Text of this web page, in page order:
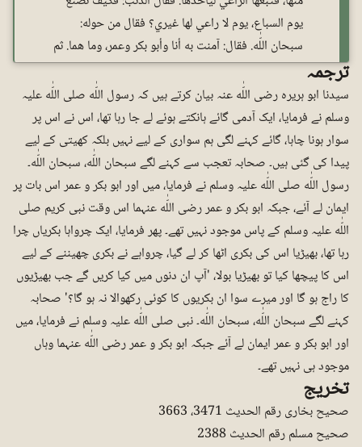
يوم السباع، يوم لا راعي لها غيري؟ فقال من حوله:
سبحان اللّٰه. فقال: آمنت به أنا وأبو بکر وعمر، وما هما. ثم
ترجمہ
سیدنا ابو ہریرہ رضی اللّٰه عنہ بیان کرتے ہیں کہ رسول اللّٰه صلی اللّٰه علیہ
وسلم نے فرمایا، ایک آدمی گائے ہانکتے ہوئے لے جا رہا تھا، اس نے اس پر
سوار ہونا چاہا، گائے کہنے لگی ہم سواری کے لیے نہیں بلکہ کھیتی کے لیے
پیدا کی گئی ہیں۔ صحابہ تعجب سے کہنے لگے سبحان اللّٰه، سبحان اللّٰه۔
رسول اللّٰه صلی اللّٰه علیہ وسلم نے فرمایا، میں اور ابو بکر و عمر اس بات پر
ایمان لے آئے، جبکہ ابو بکر و عمر رضی اللّٰه عنہما اس وقت نبی کریم صلی
اللّٰه علیہ وسلم کے پاس موجود نہیں تھے۔ پھر فرمایا، ایک چرواہا بکریاں چرا
رہا تھا، بھیڑیا اس کی بکری اٹھا کر لے گیا، چرواہے نے بکری چھیننے کے لیے
اس کا پیچھا کیا تو بھیڑیا بولا، 'آپ ان دنوں میں کیا کریں گے جب بھیڑیوں
کا راج ہو گا اور میرے سوا ان بکریوں کا کوئی رکھوالا نہ ہو گا؟' صحابہ
کہنے لگے سبحان اللّٰه، سبحان اللّٰه۔ نبی صلی اللّٰه علیہ وسلم نے فرمایا، میں
اور ابو بکر و عمر ایمان لے آئے جبکہ ابو بکر و عمر رضی اللّٰه عنہما وہاں
موجود ہی نہیں تھے۔
تخریج
صحیح بخاری رقم الحدیث 3471، 3663
صحیح مسلم رقم الحدیث 2388